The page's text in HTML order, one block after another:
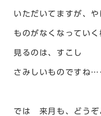
いただいてますが、や
ものがなくなっていく
見るのは、すこし
さみしいものですね
では 来月も、どうぞ